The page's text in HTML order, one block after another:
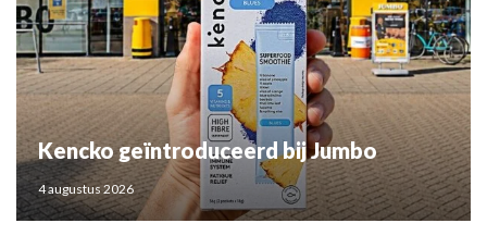
Kencko geïntroduceerd bij Jumbo
4 augustus 2026